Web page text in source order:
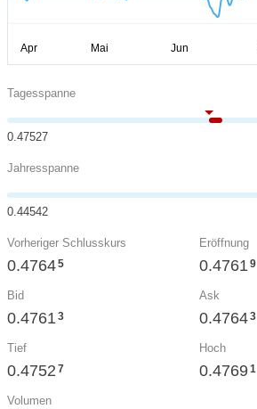
Tagesspanne
0.47527
Jahresspanne
0.44542
Vorheriger Schlusskurs
0.47645
Eröffnung
0.47619
Bid
0.47613
Ask
0.47643
Tief
0.4752 7
Hoch
0.47691
Volumen